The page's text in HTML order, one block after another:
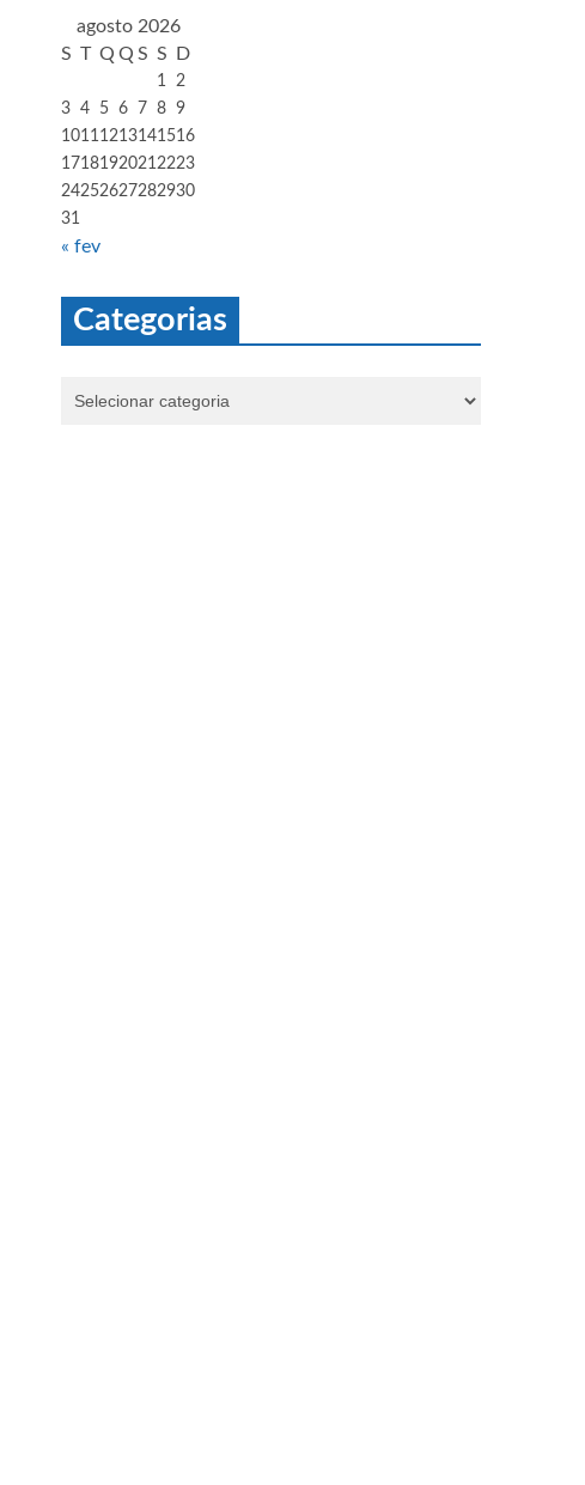
agosto 2026
S T Q Q S S D
1
2
3 4 5 6 7 8 9
10111213141516
17181920212223
24252627282930
31
« fev
Categorias